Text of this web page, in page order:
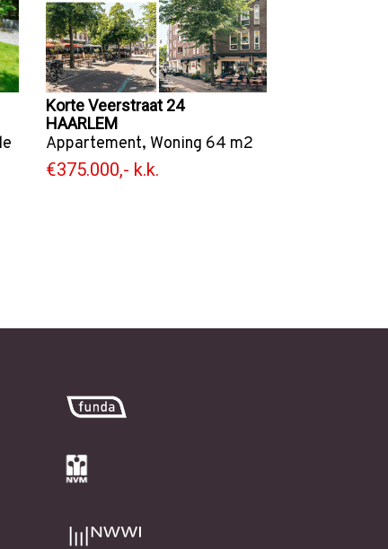
Korte Veerstraat 24
HAARLEM
Appartement, Woning 64 m2
€375.000,- k.k.